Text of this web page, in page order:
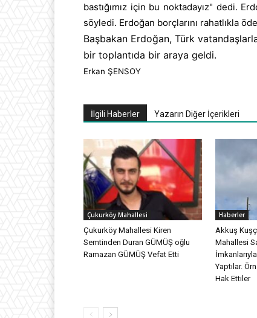
bastığımız için bu noktadayız" dedi.
söyledi. Erdoğan borçlarını rahatlıkla
Başbakan Erdoğan, Türk
bir toplantıda bir araya geldi.
Erkan ŞENSOY
İlgili Haberler Yazarın Diğer İçerikleri
Çukurköy Mahallesi
Çukurköy Mahallesi Kiren
Semtinden Duran GÜMÜŞ oğlu
Ramazan GÜMÜŞ Vefat Etti
Haberler
Akkuş
Mahallesi
Yaptılar.
Hak Ettiler